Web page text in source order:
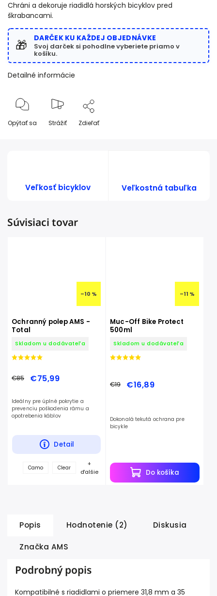
Chráni a dekoruje riadidlá horských bicyklov pred
škrabancami.
🎁 DARČEK KU KAŽDEJ OBJEDNÁVKE
Svoj darček si pohodlne vyberiete priamo v
košíku.
Detailné informácie
Opýtať sa Strážiť Zdieľať
Veľkosť bicyklov Veľkostná tabuľka
Súvisiaci tovar
–10 %
Ochranný polep AMS -
Total
Skladom u dodávateľa
€85 €75,99
Detail
Ideálny pre úplné pokrytie a
prevenciu poškodenia rámu a
opotrebenia káblov
Camo Clear
+
ďalšie
–11 %
Muc-Off Bike Protect
500ml
Skladom u dodávateľa
€19 €16,89
Do košíka
Dokonalá tekutá ochrana pre
bicykle
Popis Hodnotenie (2) Diskusia
Značka AMS
Podrobný popis
Kompatibilné s riadidlami o priemere 31,8 mm a 35